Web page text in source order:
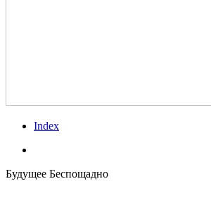
Index
Будущее Беспощадно